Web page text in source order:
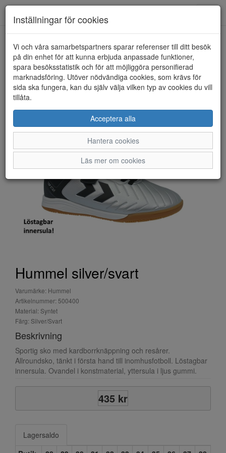
HEM HUMMEL
Hummel silver/svart
Varumärke: Hummel
Artikelnummer: 500400
Material: Syntet
Färg: Silver/Svart
Beskrivning
Sportig sko med kardborrknäppning och resårer.
Allroundsko, tänkt i första hand till inomhusfotboll. Löstagbar
innersula. Ovandel i konstmaterial, yttersula i ljus gummi.
435 kr
Lagersaldo
Inställningar för cookies
Vi och våra samarbetspartners sparar referenser till ditt besök
på din enhet för att kunna erbjuda anpassade funktioner,
spara besöksstatistik och för att möjliggöra personifierad
marknadsföring. Utöver nödvändiga cookies, som krävs för
sida ska fungera, kan du själv välja vilken typ av cookies du vill
tillåta.
Acceptera alla
Hantera cookies
Läs mer om cookies